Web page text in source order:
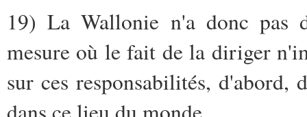
19) La Wallonie n'a donc pas
mesure où le fait de la diriger
sur ces responsabilités, d'abord,